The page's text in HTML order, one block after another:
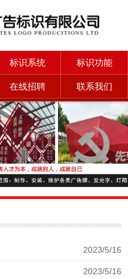
标识系统 标识功能
在线招聘 联系我们
2023/5/16
2023/5/16